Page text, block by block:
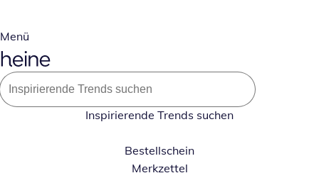
Menü
Inspirierende Trends suchen
Bestellschein
Merkzettel